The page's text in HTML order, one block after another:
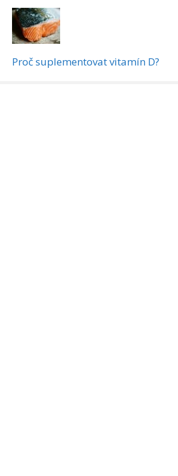
Proč suplementovat vitamín D?